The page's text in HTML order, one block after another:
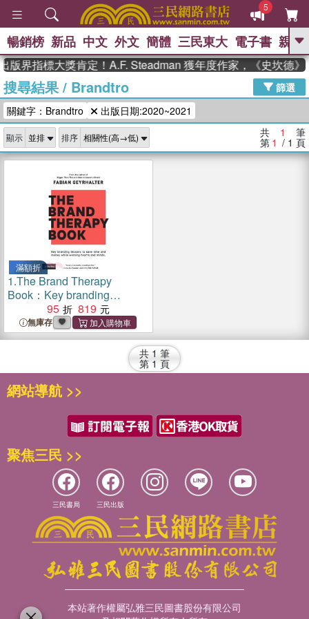
5
GO
高希均教授回憶錄
、 The Odyssey 、 父親節 、 如果歷
史是一群喵 、
獎 臺灣漫遊錄 、 方念華 、 台灣的李
登輝時代
數學女孩：黎曼猜想 、
偉大的迷走神經
暢銷榜 新品 中文 外文 簡體 三民東大 電子書 親子
版界指標大獎肯定！A.F. Steadman 獲年度作家，《史坎德》
搜尋結果/ Brandtro
篩選
關鍵字：Brandtro
出版日期:2020~2021
顯示 排序 共 1 筆
第 1 / 1 頁
滿額折
1.The Brand Therapy
Book：Key branding
lessons to save time and
money while winning hearts
and minds.
95 819
無庫存
共 1 筆
第 1 頁
網站導航 >>
聚焦三民 >>
三民書局 三民出版
本站著作權屬弘雅三民圖書股份有限公司